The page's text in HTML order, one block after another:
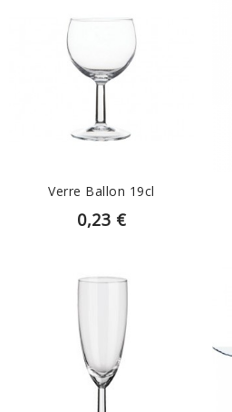
EN SAVOIR PLUS
Verre Ballon 19cl
0,23 €
EN SAVOIR PLUS